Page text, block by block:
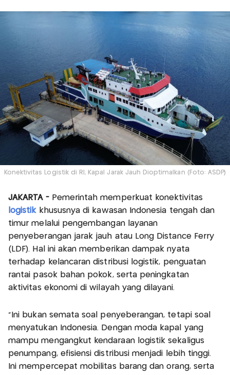
Konektivitas Logistik di RI, Kapal Jarak Jauh Dioptimalkan (Foto: ASDP)
JAKARTA -Pemerintah memperkuat konektivitas
logistikkhususnya di kawasan Indonesia tengah dan
timur melalui pengembangan layanan
penyeberangan jarak jauh atau Long Distance Ferry
(LDF). Hal ini akan memberikan dampak nyata
terhadap kelancaran distribusi logistik, penguatan
rantai pasok bahan pokok, serta peningkatan
aktivitas ekonomi di wilayah yang dilayani.
"Ini bukan semata soal penyeberangan, tetapi soal
menyatukan Indonesia. Dengan moda kapal yang
mampu mengangkut kendaraan logistik sekaligus
penumpang, efisiensi distribusi menjadi lebih tinggi.
Ini mempercepat mobilitas barang dan orang, serta